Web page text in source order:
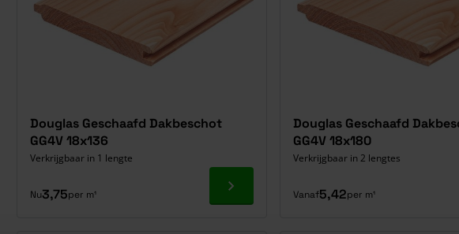
Douglas Geschaafd Dakbeschot
GG4V 18x136
Verkrijgbaar in 1 lengte
Nu3,75per m¹ Ga naar product
Douglas Geschaafd
GG4V 18x180
Verkrijgbaar in 2 lengtes
Vanaf5,42per m¹